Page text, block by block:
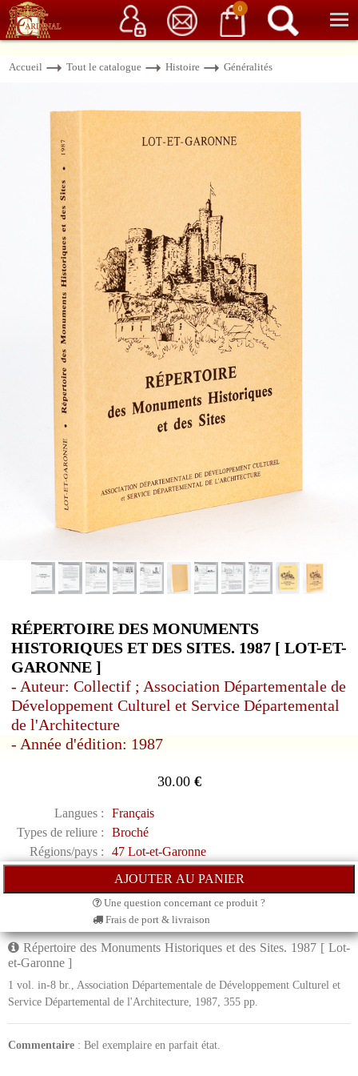
0
Service client 06 15 37 15 37 Librairie de livres anciens & rares
Accueil Tout le catalogue Histoire Généralités
RÉPERTOIRE DES MONUMENTS
HISTORIQUES ET DES SITES. 1987 [ LOT-ET-
GARONNE ]
- Auteur: Collectif ; Association Départementale de
Développement Culturel et Service Départemental
de l'Architecture
- Année d'édition: 1987
30.00€
Langues :
Français
Types de reliure :
Broché
Régions/pays :
47 Lot-et-Garonne
Une question concernant ce produit ?
Frais de port & livraison
Répertoire des Monuments Historiques et des Sites. 1987 [ Lot-
et-Garonne ]
1 vol. in-8 br., Association Départementale de Développement Culturel et
Service Départemental de l'Architecture, 1987, 355 pp.
Commentaire : Bel exemplaire en parfait état.